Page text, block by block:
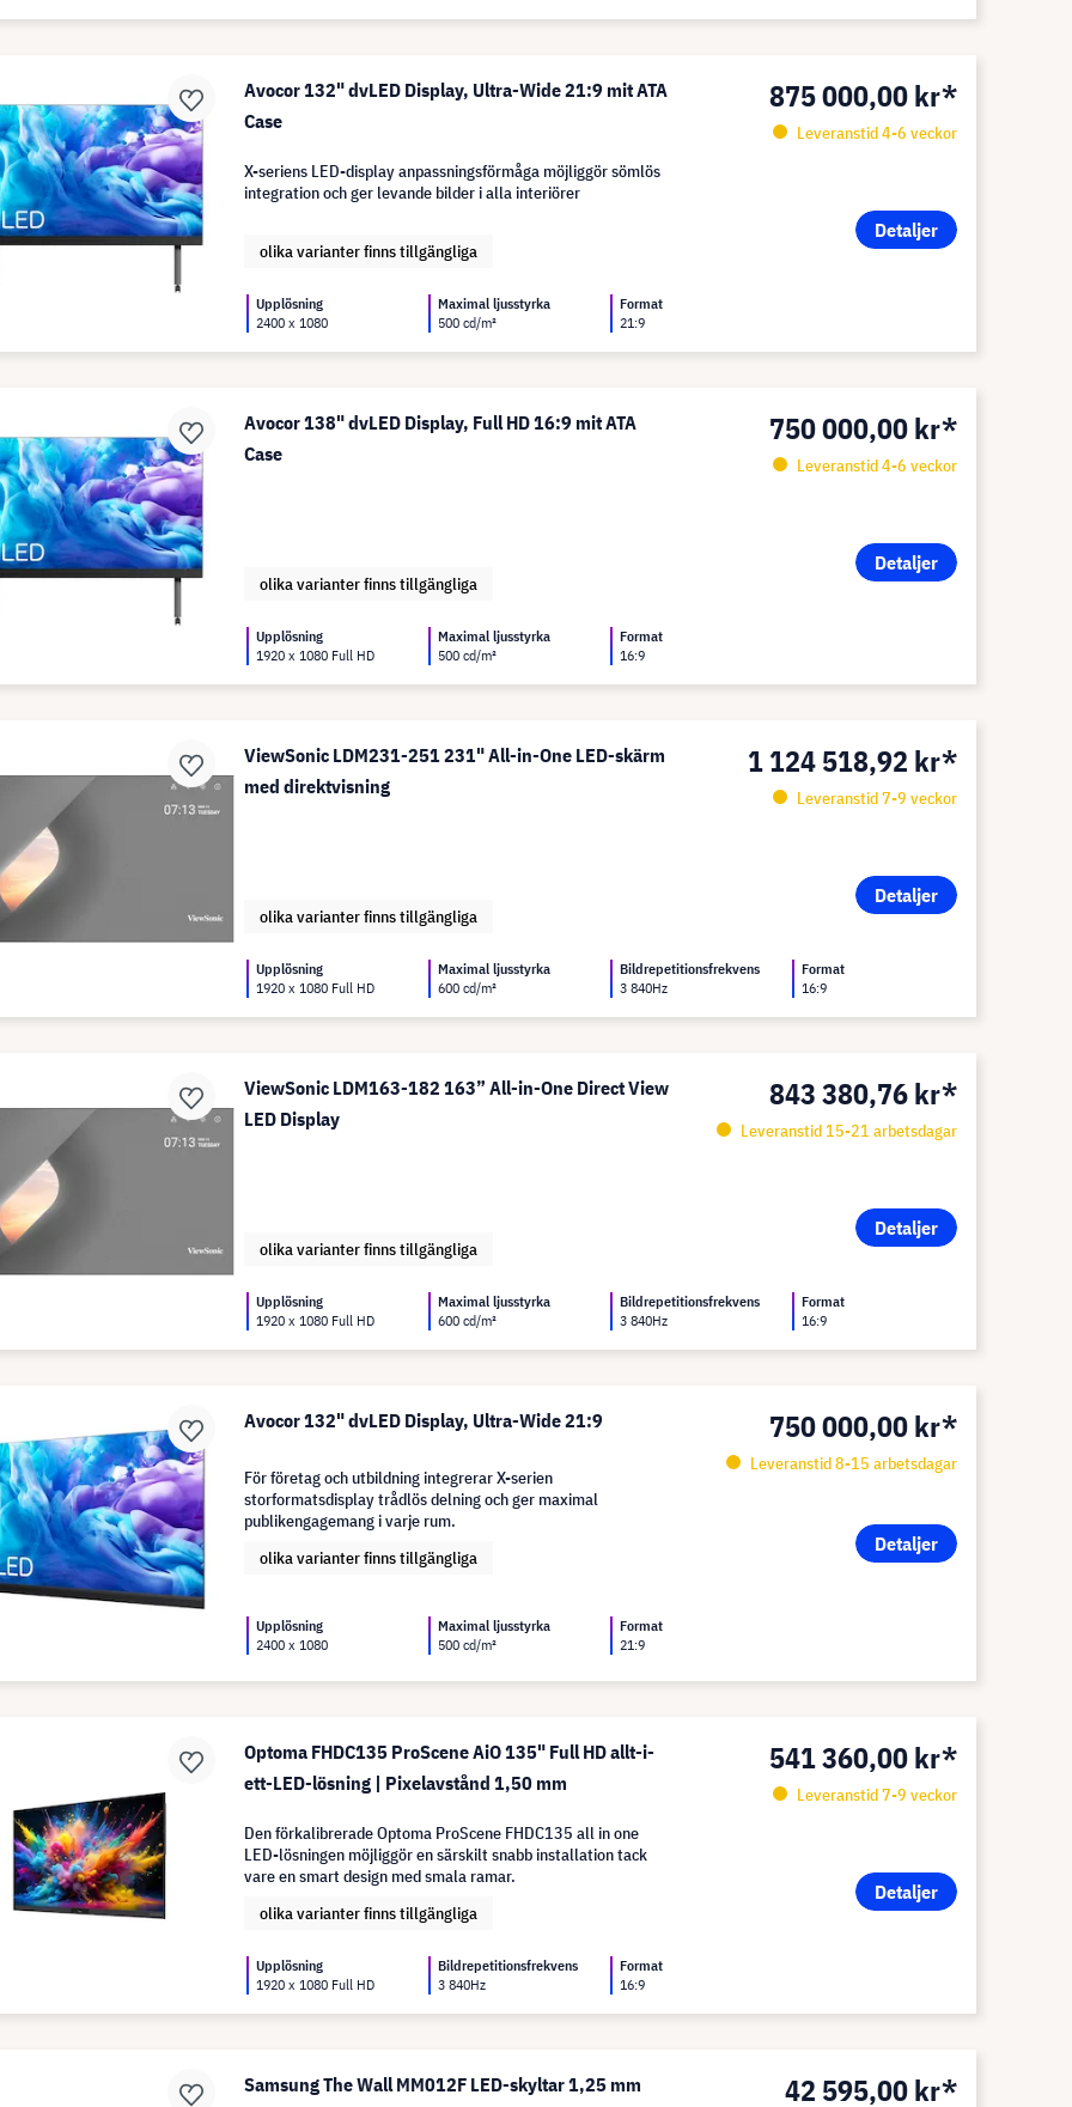
Avocor 132" dvLED Display, Ultra-Wide 21:9 mit ATA
Case
875 000,00 kr*
Leveranstid 4-6 veckor
Detaljer
X-seriens LED-display anpassningsförmåga möjliggör sömlös
integration och ger levande bilder i alla interiörer
olika varianter finns tillgängliga
Upplösning
2400 x 1080
Maximal ljusstyrka
500 cd/m²
Format
21:9
Avocor 138" dvLED Display, Full HD 16:9 mit ATA
Case
750 000,00 kr*
Leveranstid 4-6 veckor
Detaljer
olika varianter finns tillgängliga
Upplösning
1920 x 1080 Full HD
Maximal ljusstyrka
500 cd/m²
Format
16:9
ViewSonic LDM231-251 231" All-in-One LED-skärm
med direktvisning
1 124 518,92 kr*
Leveranstid 7-9 veckor
Detaljer
olika varianter finns tillgängliga
Upplösning
1920 x 1080 Full HD
Maximal ljusstyrka
600 cd/m²
Bildrepetitionsfrekvens
3 840Hz
Format
16:9
ViewSonic LDM163-182 163” All-in-One Direct View
LED Display
843 380,76 kr*
Leveranstid 15-21 arbetsdagar
Detaljer
olika varianter finns tillgängliga
Upplösning
1920 x 1080 Full HD
Maximal ljusstyrka
600 cd/m²
Bildrepetitionsfrekvens
3 840Hz
Format
16:9
Avocor 132" dvLED Display, Ultra-Wide 21:9 750 000,00 kr*
Leveranstid 8-15 arbetsdagar
Detaljer
För företag och utbildning integrerar X-serien
storformatsdisplay trådlös delning och ger maximal
publikengagemang i varje rum.
olika varianter finns tillgängliga
Upplösning
2400 x 1080
Maximal ljusstyrka
500 cd/m²
Format
21:9
Optoma FHDC135 ProScene AiO 135" Full HD allt-i-
ett-LED-lösning | Pixelavstånd 1,50 mm
541 360,00 kr*
Leveranstid 7-9 veckor
Detaljer
Den förkalibrerade Optoma ProScene FHDC135 all in one
LED-lösningen möjliggör en särskilt snabb installation tack
vare en smart design med smala ramar.
olika varianter finns tillgängliga
Upplösning
1920 x 1080 Full HD
Bildrepetitionsfrekvens
3 840Hz
Format
16:9
Samsung The Wall MM012F LED-skyltar 1,25 mm
42 595,00 kr*